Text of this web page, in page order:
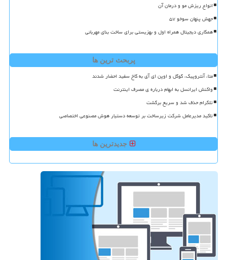
انواع ریزش مو و درمان آن
جهش پنهان سوخو ۵۷
همکاری دیجیتال همراه اول و بهزیستی برای ساخت بنای مهربانی
پربحث ترین ها
متا، آنتروپیک، گوگل و اوپن ای آی به کاخ سفید احضار شدند
واکنش ایرانسل به ابهام درباره ی مصرف اینترنت
تلگرام حذف شد و سریع برگشت
تاکید مدیرعامل شرکت زیرساخت بر توسعه دستیار هوش مصنوعی اختصاصی
جدیدترین ها